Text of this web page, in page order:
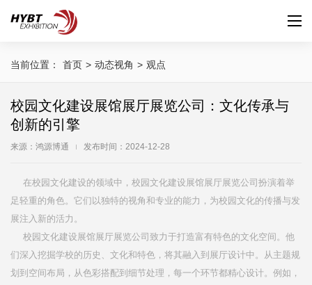
当前位置： 首页 > 动态视角 > 观点
校园文化建设展馆展厅展览公司：文化传承与
创新的引擎
来源：鸿源博通 发布时间：2024-12-28
在校园文化建设的领域中，校园文化建设展馆展厅展览公司扮演着举
足轻重的角色。它们以独特的视角和专业的能力，为校园文化的传播与发
展注入新的活力。
校园文化建设展馆展厅展览公司致力于打造富有特色的文化空间。他
们深入挖掘学校的历史、文化和特色，将其融入到展厅设计中。从主题规
划到空间布局，从色彩搭配到细节处理，每一个环节都精心设计。例如，